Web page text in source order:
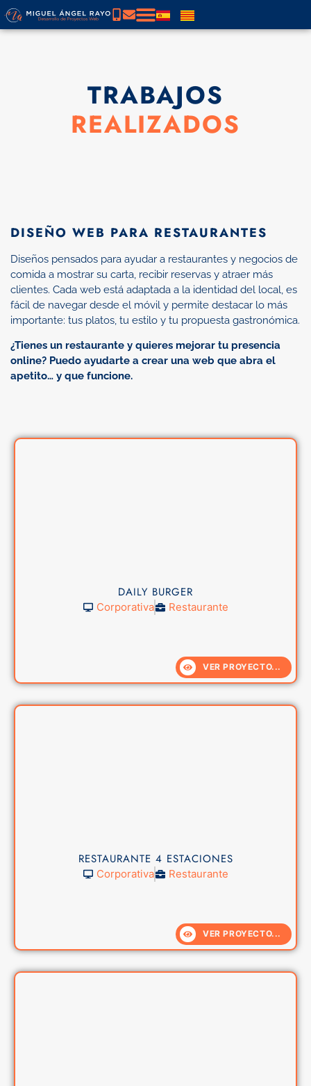
TRABAJOS
REALIZADOS
DISEÑO WEB PARA RESTAURANTES
Diseños pensados para ayudar a restaurantes y negocios de
comida a mostrar su carta, recibir reservas y atraer más
clientes. Cada web está adaptada a la identidad del local, es
fácil de navegar desde el móvil y permite destacar lo más
importante: tus platos, tu estilo y tu propuesta gastronómica.
¿Tienes un restaurante y quieres mejorar tu presencia
online? Puedo ayudarte a crear una web que abra el
apetito… y que funcione.
DAILY BURGER
Corporativa Restaurante
VER PROYECTO...
RESTAURANTE 4 ESTACIONES
Corporativa Restaurante
VER PROYECTO...